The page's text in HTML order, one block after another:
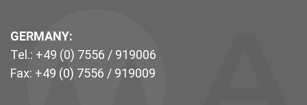
GERMANY:
Tel.: +49 (0) 7556 / 919006
Fax: +49 (0) 7556 / 919009